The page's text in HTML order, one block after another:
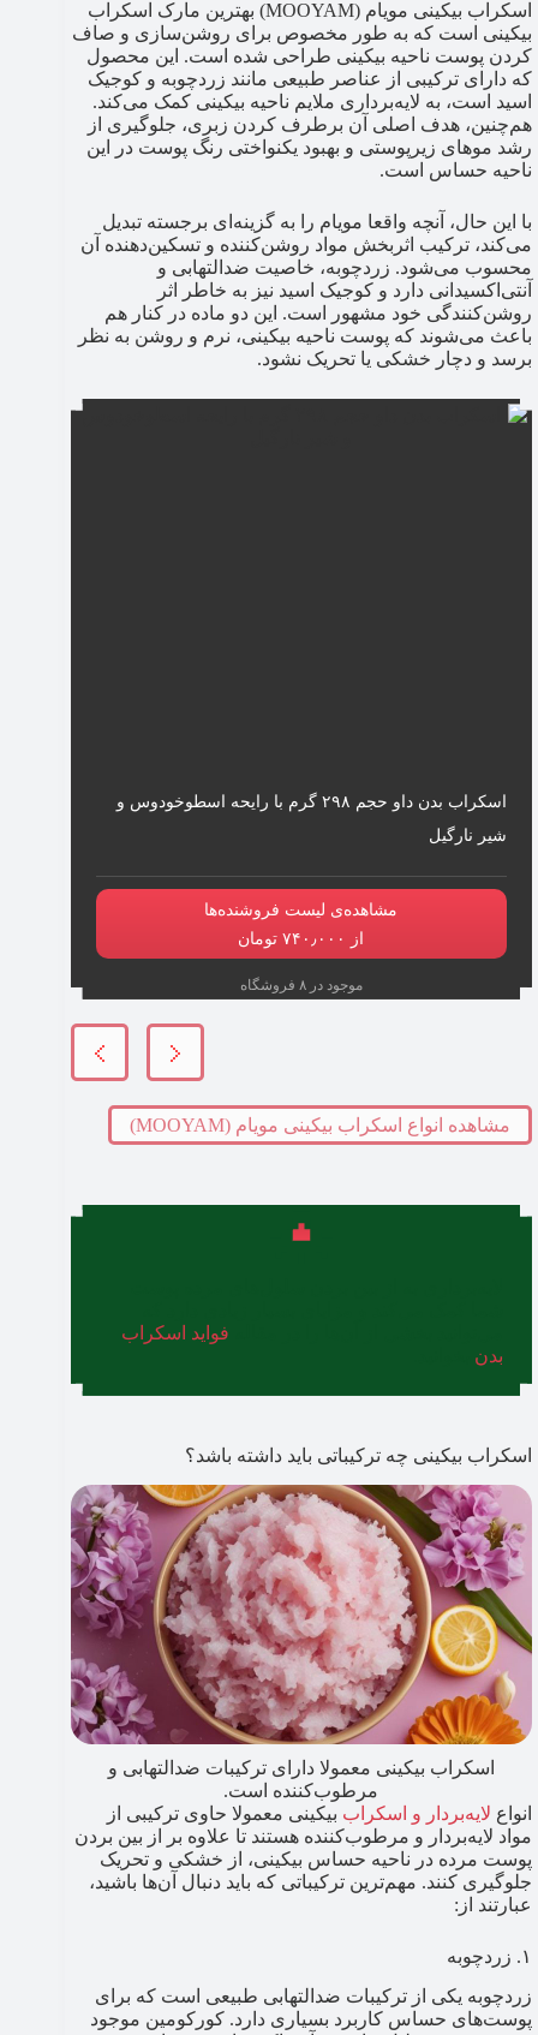
اسکراب بیکینی مویام (MOOYAM) بهترین مارک اسکراب
بیکینی است که به‌ طور مخصوص برای روشن‌سازی و صاف
‌کردن پوست ناحیه بیکینی طراحی شده است. این محصول
که دارای ترکیبی از عناصر طبیعی مانند زردچوبه و کوجیک
اسید است، به لایه‌برداری ملایم ناحیه بیکینی کمک می‌کند.
هم‌چنین، هدف اصلی آن برطرف‌ کردن زبری، جلوگیری از
رشد موهای زیرپوستی و بهبود یکنواختی رنگ پوست در این
ناحیه حساس است.
با این حال، آنچه واقعا مویام را به گزینه‌ای برجسته تبدیل
می‌کند، ترکیب اثربخش مواد روشن‌کننده و تسکین‌دهنده آن
محسوب می‌شود. زردچوبه، خاصیت ضدالتهابی و
آنتی‌اکسیدانی دارد و کوجیک اسید نیز به خاطر اثر
روشن‌کنندگی خود مشهور است. این دو ماده در کنار هم
باعث می‌شوند که پوست ناحیه بیکینی، نرم و روشن به نظر
برسد و دچار خشکی یا تحریک نشود.
اسکراب بدن داو حجم ۲۹۸ گرم با رایحه اسطوخودوس و
شیر نارگیل
مشاهده‌ی لیست فروشنده‌ها
از ۷۴۰٫۰۰۰ تومان
موجود در ۸ فروشگاه
مشاهده انواع اسکراب بیکینی مویام (MOOYAM)
فواید اسکراب
بدن
اسکراب بیکینی چه ترکیباتی باید داشته باشد؟
اسکراب بیکینی معمولا دارای ترکیبات ضدالتهابی و
مرطوب‌کننده است.
انواع لایه‌بردار و ا سکراب بیکینی معمولا حاوی ترکیبی از
مواد لایه‌بردار و مرطوب‌کننده هستند تا علاوه بر از بین بردن
پوست مرده در ناحیه حساس بیکینی، از خشکی و تحریک
جلوگیری کنند. مهم‌ترین ترکیباتی که باید دنبال آن‌ها باشید،
عبارتند از:
۱. زردچوبه
زردچوبه یکی از ترکیبات ضدالتهابی طبیعی است که برای
پوست‌های حساس کاربرد بسیاری دارد. کورکومین موجود